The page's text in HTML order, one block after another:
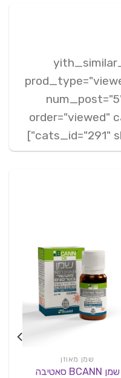
cats_id="291"
שמן מאוזן
שמן BCANN סאטיבה